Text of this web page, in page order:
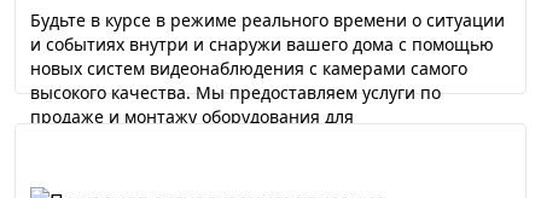
видеонаблюдения для дома
Будьте в курсе в режиме реального времени о ситуации
и событиях внутри и снаружи вашего дома с помощью
новых систем видеонаблюдения с камерами самого
высокого качества. Мы предоставляем услуги по
продаже и монтажу оборудования для